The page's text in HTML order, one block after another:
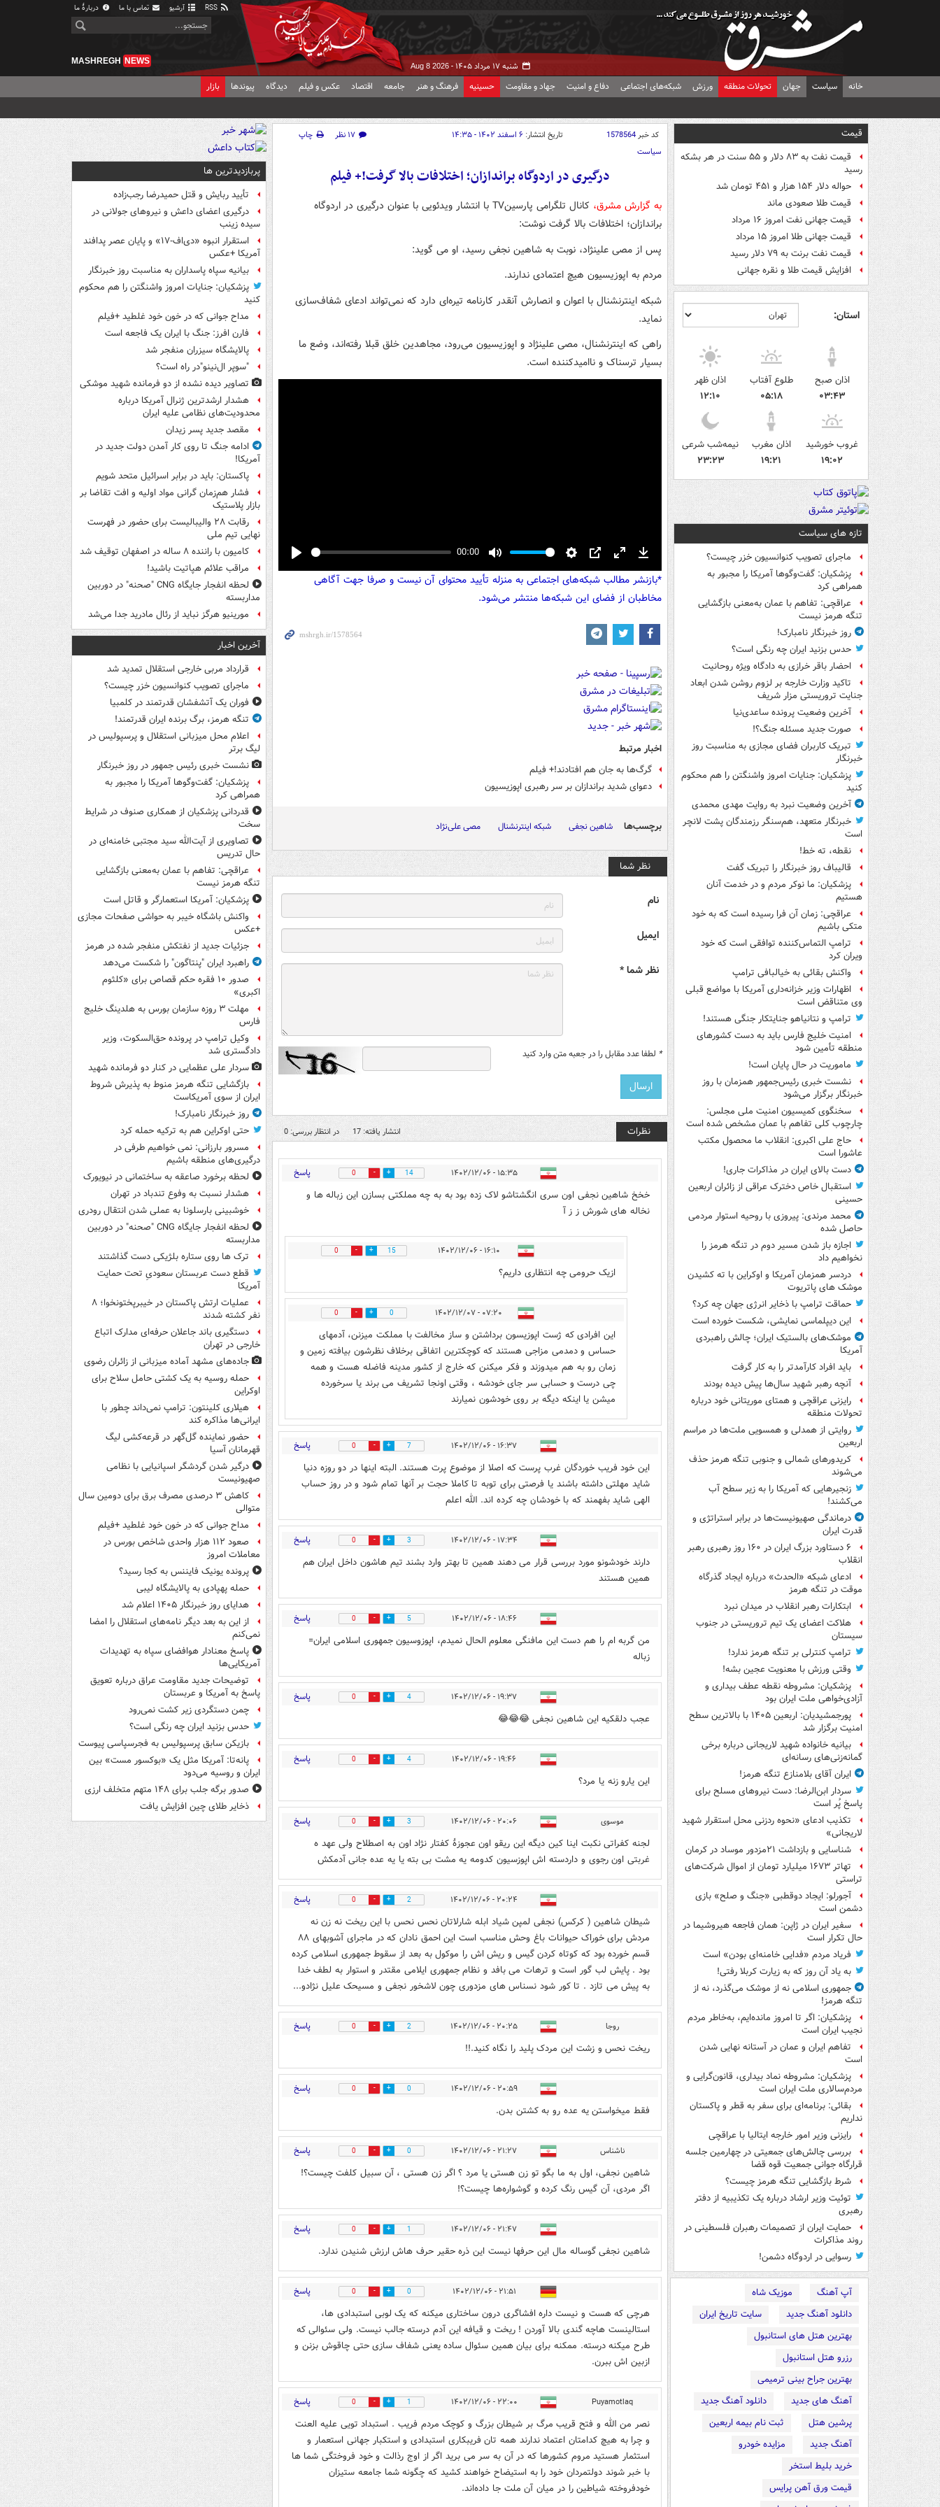
آرشیو تماس با ما دربارهٔ ما
شنبه ۱۷ مرداد ۱۴۰۵ - Aug 8 2026
MASHREGH NEWS
خانه سیاست جهان تحولات منطقه ورزش شبکه‌های اجتماعی دفاع و امنیت جهاد و مقاومت حسینیه فرهنگ و هنر جامعه اقتصاد عکس و فیلم دیدگاه پیوندها بازار
قیمت
قیمت نفت به ۸۳ دلار و ۵۵ سنت در هر بشکه
رسید
حواله دلار ۱۵۴ هزار و ۴۵۱ تومان شد
قیمت طلا صعودی ماند
قیمت جهانی نفت امروز ۱۶ مرداد
قیمت جهانی طلا امروز ۱۵ مرداد
قیمت نفت برنت به ۷۹ دلار رسید
افزایش قیمت طلا و نقره جهانی
استان:
اذان صبح
۰۳:۴۳
طلوع آفتاب
۰۵:۱۸
اذان ظهر
۱۲:۱۰
غروب خورشید
۱۹:۰۲
اذان مغرب
۱۹:۲۱
نیمه‌شب شرعی
۲۳:۲۳
تازه های سیاست
ماجرای تصویب کنوانسیون خزر چیست؟
پزشکیان: گفت‌وگوها آمریکا را مجبور به
همراهی کرد
عراقچی: تفاهم با عمان به‌معنی بازگشایی
تنگه هرمز نیست
روز خبرنگار نامبارک!
حدس بزنید ایران چه رنگی است؟
احضار باقر خرازی به دادگاه ویژه روحانیت
تاکید وزارت خارجه بر لزوم روشن شدن ابعاد
جنایت تروریستی مزار شریف
آخرین وضعیت پرونده ساعدی‌نیا
صورت جدید مسئله جنگ؟!
تبریک کاربران فضای مجازی به مناسبت روز
خبرنگار
پزشکیان: جنایات امروز واشنگتن را هم محکوم
کنید
آخرین وضعیت نبرد به روایت مهدی محمدی
خبرنگار متعهد، هم‌سنگر رزمندگان پشت لانچر
است
نقطه، ته خط!
قالیباف روز خبرنگار را تبریک گفت
پزشکیان: ما نوکر مردم و در خدمت آنان
هستیم
عراقچی: زمان آن فرا رسیده است که به خود
متکی باشیم
ترامپ التماس‌کننده توافقی است که خود
ویران کرد
واکنش بقائی به خیالبافی ترامپ
اظهارات وزیر خزانه‌داری آمریکا با مواضع قبلی
وی متناقض است
ترامپ و نتانیاهو جنایتکار جنگی هستند!
امنیت خلیج فارس باید به دست کشورهای
منطقه تأمین شود
ماموریت در حال پایان است!
نشست خبری رئیس‌جمهور همزمان با روز
خبرنگار برگزار می‌شود
سخنگوی کمیسیون امنیت ملی مجلس:
چارچوب کلی تفاهم با عمان مشخص شده است
حاج علی اکبری: انقلاب ما محصول مکتب
عاشورا است
دست بالای ایران در مذاکرات جاری!
استقبال خاص دخترک عراقی از زائران اربعین
حسینی
محمد مرندی: پیروزی با روحیه استوار مردمی
حاصل شده
اجازه باز شدن مسیر دوم در تنگه هرمز را
نخواهیم داد
دردسر همزمان آمریکا و اوکراین با ته کشیدن
موشک های پاتریوت
حماقت ترامپ با ذخایر انرژی جهان چه کرد؟
این دیپلماسی نمایشی، شکست خورده است
موشک‌های بالستیک ایران؛ چالش راهبردی
آمریکا
باید افراد کارآمدتر را به کار گرفت
آنچه رهبر شهید سال‌ها پیش دیده بودند
رایزنی عراقچی و همتای موریتانی خود درباره
تحولات منطقه
روایتی از همدلی و همسویی ملت‌ها در مراسم
اربعین
کریدورهای شمالی و جنوبی تنگه هرمز حذف
می‌شوند
زنجیرهایی که آمریکا را به زیر سطح آب
می‌کشند!
درماندگی صهیونیست‌ها در برابر استراتژی و
قدرت ایران
۶ دستاورد بزرگ ایران در ۱۶۰ روز رهبری رهبر
انقلاب
ادعای شبکه «الحدث» درباره ایجاد گذرگاه
موقت در تنگه هرمز
ابتکارات رهبر انقلاب در میدان نبرد
هلاکت اعضای یک تیم تروریستی در جنوب
سیستان
ترامپ کنترلی بر تنگه هرمز ندارد!
وقتی ورزش با معنویت عجین بشه!
پزشکیان: مشروطه نقطه عطف بیداری و
آزادی‌خواهی ملت ایران بود
پورجمشیدیان: اربعین ۱۴۰۵ با بالاترین سطح
امنیت برگزار شد
بیانیه خانواده شهید لاریجانی درباره برخی
گمانه‌زنی‌های رسانه‌ای
ایران آقای بلامنازع تنگه هرمز!
سردار ابن‌الرضا: دست نیروهای مسلح برای
پاسخ پُر است
تکذیب ادعای «نحوه ردزنی محل استقرار شهید
لاریجانی»
شناسایی و بازداشت ۲۱مزدور موساد در کرمان
تهاتر ۱۶۷۳ میلیارد تومان از اموال شرکت‌های
تراستی
آجورلو: ایجاد دوقطبی «جنگ و صلح‌» بازی
دشمن است
سفیر ایران در ژاپن: همان فاجعه هیروشیما در
حال تکرار است
فریاد مردم «فدایی خامنه‌ای بودن» است
به یاد آن روز که به زیارت کربلا رفتی!
جمهوری اسلامی نه از موشک می‌گذرد، نه از
تنگه هرمز!
پزشکیان: اگر تا امروز مانده‌ایم، به‌خاطر مردم
نجیب ایران است
تفاهم ایران و عمان در آستانه نهایی شدن
است
پزشکیان: مشروطه نماد بیداری، قانون‌گرایی و
مردم‌سالاری ملت ایران است
بقائی: برنامه‌ای برای سفر به قطر و پاکستان
نداریم
رایزنی وزیر امور خارجه ایتالیا با عراقچی
بررسی چالش‌های جمعیتی در چهارمین جلسه
قرارگاه جوانی جمعیت قوه قضا
شرط بازگشایی تنگه هرمز چیست؟
توئیت وزیر ارشاد درباره یک تکذیبیه از دفتر
رهبری
حمایت ایران از تصمیمات رهبران فلسطینی در
روند مذاکرات
رسوایی در اردوگاه دشمن!
آپ آهنگ
موزیک شاه
دانلود آهنگ جدید
سایت تاریخ ایران
بهترین هتل های استانبول
رزرو هتل استانبول
بهترین جراح بینی ترمیمی
آهنگ های جدید
دانلود آهنگ جدید
پرشین هتل
ثبت نام بیمه اربعین
آهنگ جدید
مزایده خودرو
خرید بلیط استخر
قیمت ورق آهن پرایس
کد خبر1578564 تاریخ انتشار: ۶ اسفند ۱۴۰۲ - ۱۴:۳۵ ۱۷ نظر
چاپ
سیاست
درگیری در اردوگاه براندازان؛ اختلافات بالا گرفت!+ فیلم
به گزارش مشرق،
کانال تلگرامی پارسینTV با انتشار ویدئویی با عنوان درگیری در اردوگاه
براندازان؛ اختلافات بالا گرفت نوشت:
پس از مصی علینژاد، نوبت به شاهین نجفی رسید، او می گوید:
مردم به اپوزیسیون هیچ اعتمادی ندارند.
شبکه اینترنشنال با اعوان‌ و انصارش آنقدر کارنامه تیره‌ای دارد که نمی‌تواند ادعای شفاف‌سازی
نماید.
راهی که اینترنشنال، مصی علینژاد و اپوزیسیون می‌رود، مجاهدین خلق قبلا رفته‌اند، وضع ما
بسیار ترسناک و ناامیدکننده است.
00:00
fullscreen
*بازنشر مطالب شبکه‌های اجتماعی به منزله تأیید محتوای آن نیست و صرفا جهت آگاهی
مخاطبان از فضای این شبکه‌ها منتشر می‌شود.
اخبار مرتبط
گرگ‌ها به جان هم افتادند!+ فیلم
دعوای شدید براندازان بر سر رهبری اپوزیسیون
برچسب‌ها شاهین نجفی شبکه اینترنشنال مصی علی‌نژاد
نظر شما
نام
ایمیل
نظر شما *
* لطفا عدد مقابل را در جعبه متن وارد کنید
نظرات انتشار یافته: 17 در انتظار بررسی: 0
۱۵:۳۵ - ۱۴۰۲/۱۲/۰۶ 14
0 پاسخ
خخخ شاهین نجفی اون سری انگشتاشو لاک زده بود به به چه مملکتی بسازن این زباله ها و
نخاله های شورش ز ز آ
۱۶:۱۰ - ۱۴۰۲/۱۲/۰۶ 15
0
ازیک حرومی چه انتظاری داریم؟
۰۷:۲۰ - ۱۴۰۲/۱۲/۰۷ 0
0
این افرادی که ژست اپوزیسون برداشتن و ساز مخالفت با مملکت میزنن، آدمهای
حساس و دمدمی مزاجی هستند که کوچکترین اتفاقی برخلاف نظرشون بیافته زمین و
زمان رو به هم میدوزند و فکر میکنن که خارج از کشور مدینه فاضله هست و همه
چی درست و حسابی سر جای خودشه ، وقتی اونجا تشریف می برند یا سرخورده
میشن یا اینکه دیگه بر روی خودشون نمیارند
۱۶:۳۷ - ۱۴۰۲/۱۲/۰۶ 7
0 پاسخ
این خود فریب خوردگان غرب پرست که اصلا از موضوع پرت هستند. البته اینها در دو روزه دنیا
شاید مهلتی داشته باشند یا فرصتی برای توبه تا کاملا حجت بر آنها تمام شود و در روز حساب
الهی شاید بفهمند که با خودشان چه کرده اند. الله اعلم
۱۷:۳۴ - ۱۴۰۲/۱۲/۰۶ 3
0 پاسخ
دارند خودشونو مورد بررسی قرار می دهند همین تا بهتر وارد بشند تیم هاشون داخل ایران هم
همین هستند
۱۸:۴۶ - ۱۴۰۲/۱۲/۰۶ 5
0 پاسخ
من گربه ام را هم دست این مافنگی معلوم الحال نمیدم، اپوزوسیون جمهوری اسلامی ایران=
زباله
۱۹:۳۷ - ۱۴۰۲/۱۲/۰۶ 4
0 پاسخ
عجب دلقکیه این شاهین نجفی 😂😂😂
۱۹:۴۶ - ۱۴۰۲/۱۲/۰۶ 4
0 پاسخ
این یارو زنه یا مرد؟
موسوی ۲۰:۰۶ - ۱۴۰۲/۱۲/۰۶ 3
0 پاسخ
لجنه کفراتی نکبت اینا کین دیگه این ریقو اون عجوزهٔ کفتار نژاد اون به اصطلاح ولی عهد ه
غربتی اون رجوی و داردسته اش اپوزسیون کدومه یه مشت بی بته یا یه عده جانی آدمکش
۲۰:۲۴ - ۱۴۰۲/۱۲/۰۶ 2
0 پاسخ
شیطان شاهین ( کرکس) نجفی لمپن شیاد ابله شارلاتان نحس نحس با این ریخت نه زن نه
مردش برای خوراک حیوانات باغ وحش مناسب است این احمق نادان که در ماجرای آشوبهای ۸۸
قسم خورده بود که کوتاه کردن گیس و ریش اش را موکول به بعد از سقوط جمهوری اسلامی کرده
بود . پایش لب گور است و ترهات می بافد و نظام جمهوری ایلامی مقتدر و استوار به لطف خدا
به پیش می تازد . تا کور شود نسناس های مزدوری چون لاشخور نجفی و مسیحک علیل نژادو...
روجا ۲۰:۲۵ - ۱۴۰۲/۱۲/۰۶ 2
0 پاسخ
ریخت نحس و زشت این مردک پلید را نگاه کنید.!!
۲۰:۵۹ - ۱۴۰۲/۱۲/۰۶ 0
0 پاسخ
فقط میخواستن یه عده رو به کشتن بدن.
ناشناس ۲۱:۲۷ - ۱۴۰۲/۱۲/۰۶ 0
0 پاسخ
شاهین نجفی، اول به ما بگو تو زن هستی یا مرد ؟ اگر زن هستی ، آن سبیل کلفت چیست؟!
اگر مردی، آن گیس رنگ کرده و گوشواره‌ها چیست؟!
۲۱:۴۷ - ۱۴۰۲/۱۲/۰۶ 1
0 پاسخ
شاهین نجفی گوساله مال این حرفها نیست این ذره حقیر حرف هاش ارزش شنیدن ندارد.
۲۱:۵۱ - ۱۴۰۲/۱۲/۰۶ 0
0 پاسخ
هرچی که هست و نیست داره افشاگری درون ساختاری میکنه که یک لوبی استبدادی ها،
استالینست هاچه گندی بالا آوردن ! ریخت و قیافه این آدم درسته جالب نیست. ولی سئوالی که
طرح میکنه درسته. ممکنه برای بیان همین سئوال ساده یعنی شفاف سازی حتی چاقوش بزنن و
ازبین اش ببرن.
Puyamotlaq ۲۲:۰۰ - ۱۴۰۲/۱۲/۰۶ 1
0 پاسخ
نصر من الله و فتح قریب مرگ بر شیطان بزرگ و کوچک مردم فریب . استبداد تویی علیه العنت
و چرا به هیچ کدامتان اعتماد ندارند همه تان فریبکاری استبدادی و استکبار جهانی استعمار و
استثمار هستید مروم کشورها که در آن به سر می برید اگر از اوج رذالت و خود فروختگی شما ها
با خبر شوند دولتمردان خود را به استیضاح خواهند کشید که چگونه شما جامعه ستیزان
خودفروخته شیاطین را در میان آن ملت جا داده‌اند.
پربازدیدترین ها
تأیید ربایش و قتل حمیدرضا رجب‌زاده
درگیری اعضای داعش و نیروهای جولانی در
سیده زینب
استقرار انبوه «دی‌اف‑۱۷» و پایان عصر پدافند
آمریکا +عکس
بیانیه سپاه پاسداران به مناسبت روز خبرنگار
پزشکیان: جنایات امروز واشنگتن را هم محکوم
کنید
مداح جوانی که در خون خود غلطید +فیلم
فارن افرز: جنگ با ایران یک فاجعه است
پالایشگاه سیزران منفجر شد
"سوپر ال‌نینو"در راه است؟
تصاویر دیده‌ نشده از دو فرمانده شهید موشکی
هشدار ارشدترین ژنرال آمریکا درباره
محدودیت‌های نظامی علیه ایران
مقصد جدید پسر زیدان
ادامه جنگ تا روی کار آمدن دولت جدید در
آمریکا!
پاکستان: باید در برابر اسرائیل متحد شویم
فشار هم‌زمان گرانی مواد اولیه و افت تقاضا بر
بازار پلاستیک
رقابت ۲۸ والیبالیست برای حضور در فهرست
نهایی تیم ملی
کامیون با راننده ۸ ساله در اصفهان توقیف شد
مراقب علائم هپاتیت باشید!
لحظه انفجار جایگاه CNG "صحنه" در دوربین
مداربسته
مورینیو هرگز نباید از رئال مادرید جدا می‌شد
آخرین اخبار
قرارداد مربی خارجی استقلال تمدید شد
ماجرای تصویب کنوانسیون خزر چیست؟
فوران یک آتشفشان قدرتمند در کلمبیا
تنگه هرمز، برگ برنده ایران قدرتمند!
اعلام محل میزبانی استقلال و پرسپولیس در
لیگ برتر
نشست خبری رئیس جمهور در روز خبرنگار
پزشکیان: گفت‌وگوها آمریکا را مجبور به
همراهی کرد
قدردانی پزشکیان از همکاری صنوف در شرایط
سخت
تصاویری از آیت‌الله سید مجتبی خامنه‌ای در
حال تدریس
عراقچی: تفاهم با عمان به‌معنی بازگشایی
تنگه هرمز نیست
پزشکیان: آمریکا استعمارگر و قاتل است
واکنش باشگاه خیبر به حواشی صفحات مجازی
+عکس
جزئیات جدید از نفتکش منفجر شده در هرمز
راهبرد ایران "پنتاگون" را شکست می‌دهد
صدور ۱۰ فقره حکم قصاص برای «کلثوم
اکبری»
مهلت ۳ روزه سازمان بورس به هلدینگ خلیج
فارس
وکیل ترامپ در پرونده حق‌السکوت، وزیر
دادگستری شد
سردار علی عظمایی در کنار دو فرمانده شهید
بازگشایی تنگه هرمز منوط به پذیرش شروط
ایران از سوی آمریکاست
روز خبرنگار نامبارک!
حتی اوکراین هم به ترکیه حمله کرد
مسرور بارزانی: نمی خواهیم طرفی در
درگیری‌های منطقه باشیم
لحظه برخورد صاعقه به ساختمانی در نیویورک
هشدار نسبت به وفوع تندباد در تهران
خوشبینی بارسلونا به عملی شدن انتقال رودری
لحظه انفجار جایگاه CNG "صحنه" در دوربین
مداربسته
ترک ها روی ستاره بلژیکی دست گذاشتند
قطع دست عربستان سعودیِ تحت حمایت
آمریکا
عملیات ارتش پاکستان در خیبرپختونخوا؛ ۸
نفر کشته شدند
دستگیری باند جاعلان حرفه‌ای مدارک اتباع
خارجی در تهران
جاده‌های مشهد آماده میزبانی از زائران رضوی
حمله روسیه به یک کشتی حامل سلاح برای
اوکراین
هیلاری کلینتون: ترامپ نمی‌داند چطور با
ایرانی‌ها مذاکره کند
حضور نماینده گل‌گهر در قرعه‌کشی لیگ
قهرمانان آسیا
درگیر شدن گردشگر اسپانیایی با نظامی
صهیونیست
کاهش ۳ درصدی مصرف برق برای دومین سال
متوالی
مداح جوانی که در خون خود غلطید +فیلم
صعود ۱۱۲ هزار واحدی شاخص بورس در
معاملات امروز
پرونده یونیک فایننس به کجا رسید؟
حمله پهپادی به پالایشگاه لیبی
هدایای روز خبرنگار ۱۴۰۵ اعلام شد
از این به بعد دیگر نامه‌های استقلال را امضا
نمی‌کنم
پاسخ معنادار هوافضای سپاه به تهدیدات
آمریکایی‌ها
توضیحات جدید مقاومت عراق درباره تعویق
پاسخ به آمریکا و عربستان
چمن دستگردی زیر کشت نمی‌رود
حدس بزنید ایران چه رنگی است؟
بازیکن سابق پرسپولیس به فجرسپاسی پیوست
پانه‌تا: آمریکا مثل یک «بوکسور مست» بین
ایران و روسیه می‌دود
صدور برگه جلب برای ۱۴۸ متهم متخلف ارزی
ذخایر طلای چین افزایش یافت